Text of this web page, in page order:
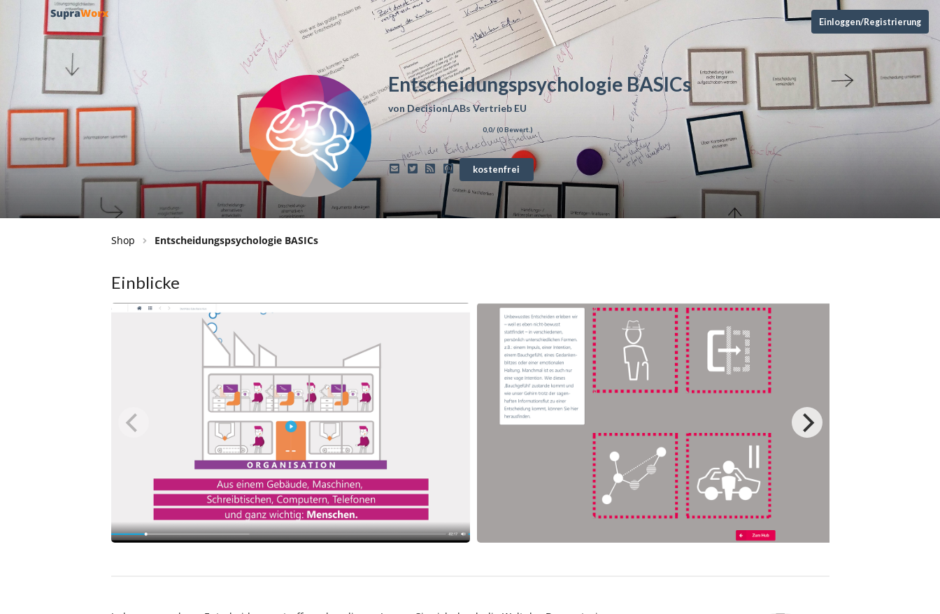
Einloggen/Registrierung
Entscheidungspsychologie BASICs
von DecisionLABs Vertrieb EU
0,0/ (0Bewert.)
kostenfrei
Shop Entscheidungspsychologie BASICs
Einblicke